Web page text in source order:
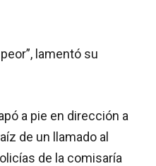
lamentó su
a pie en dirección a
de un llamado al
de la comisaría